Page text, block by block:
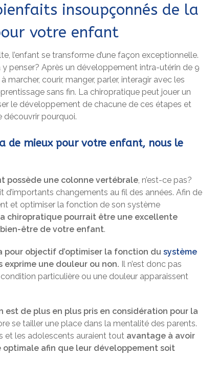
insoupçonnés de la
votre enfant
l’enfant se transforme d’une façon exceptionnelle.
penser? Après un développement intra-utérin de 9
marcher, courir, manger, parler, interagir avec les
sans fin. La chiropratique peut jouer un
le développement de chacune de ces étapes et
pourquoi.
de mieux pour votre enfant, nous le
possède une colonne vertébrale , n’est-ce pas?
d’importants changements au fil des années. Afin de
et optimiser la fonction de son système
chiropratique pourrait être une excellente
être de votre enfant.
pour objectif d’optimiser la fonction du système
exprime une douleur ou non. Il n’est donc pas
condition particulière ou une douleur apparaissent
est de plus en plus pris en considération pour la
se tailler une place dans la mentalité des parents.
et les adolescents auraient tout avantage à avoir
afin que leur développement soit